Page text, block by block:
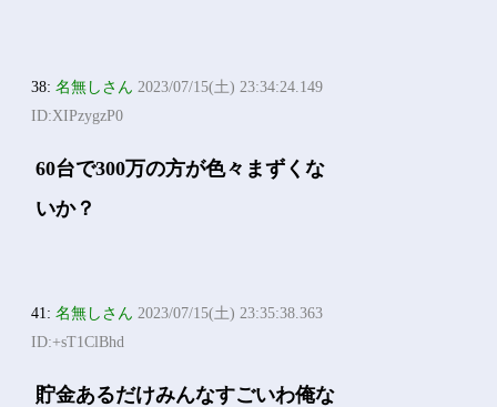
38:名無しさん 2023/07/15(土) 23:34:24.149
ID:XIPzygzP0
60台で300万の方が色々まずくな
いか？
41:名無しさん 2023/07/15(土) 23:35:38.363
ID:+sT1ClBhd
貯金あるだけみんなすごいわ俺な